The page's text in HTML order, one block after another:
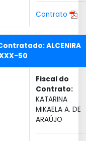
Contrato
ALCENIRA
50
Fiscal do
Contrato:
KATARINA
MIKAELA A. DE
ARAÚJO